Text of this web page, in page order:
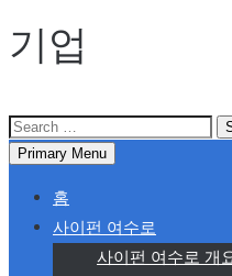
기업
Search
for:Primary Menu
홈
사이펀 여수로
사이펀 여수로 개